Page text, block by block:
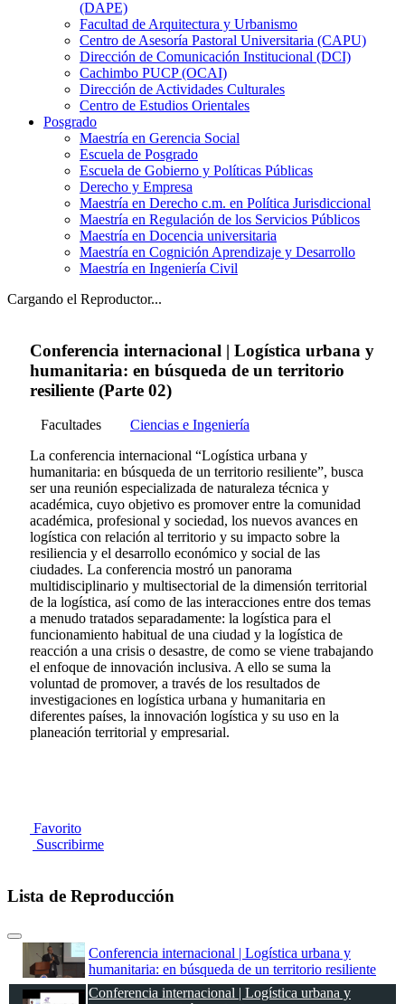
(DAPE)
Facultad de Arquitectura y Urbanismo
Centro de Asesoría Pastoral Universitaria (CAPU)
Dirección de Comunicación Institucional (DCI)
Cachimbo PUCP (OCAI)
Dirección de Actividades Culturales
Centro de Estudios Orientales
Posgrado
Maestría en Gerencia Social
Escuela de Posgrado
Escuela de Gobierno y Políticas Públicas
Derecho y Empresa
Maestría en Derecho c.m. en Política Jurisdiccional
Maestría en Regulación de los Servicios Públicos
Maestría en Docencia universitaria
Maestría en Cognición Aprendizaje y Desarrollo
Maestría en Ingeniería Civil
Cargando el Reproductor...
Conferencia internacional | Logística urbana y
humanitaria: en búsqueda de un territorio
resiliente (Parte 02)
Facultades
Ciencias e Ingeniería
La conferencia internacional “Logística urbana y
humanitaria: en búsqueda de un territorio resiliente”, busca
ser una reunión especializada de naturaleza técnica y
académica, cuyo objetivo es promover entre la comunidad
académica, profesional y sociedad, los nuevos avances en
logística con relación al territorio y su impacto sobre la
resiliencia y el desarrollo económico y social de las
ciudades. La conferencia mostró un panorama
multidisciplinario y multisectorial de la dimensión territorial
de la logística, así como de las interacciones entre dos temas
a menudo tratados separadamente: la logística para el
funcionamiento habitual de una ciudad y la logística de
reacción a una crisis o desastre, de como se viene trabajando
el enfoque de innovación inclusiva. A ello se suma la
voluntad de promover, a través de los resultados de
investigaciones en logística urbana y humanitaria en
diferentes países, la innovación logística y su uso en la
planeación territorial y empresarial.
Favorito
Suscribirme
Lista de Reproducción
Conferencia internacional | Logística urbana y
humanitaria: en búsqueda de un territorio resiliente
Conferencia internacional | Logística urbana y